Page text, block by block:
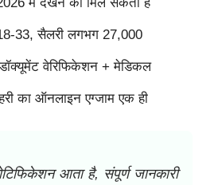
33, सैलरी लगभग 27,000
वेरिफिकेशन + मेडिकल
का ऑनलाइन एग्जाम एक ही
आता है, संपूर्ण जानकारी